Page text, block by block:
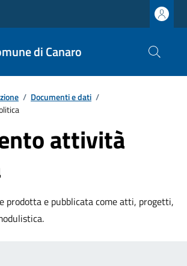
di Canaro
/ Documenti e dati /
attività
prodotta e pubblicata come atti, progetti,